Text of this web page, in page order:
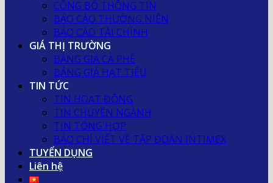
CÔNG BỐ THÔNG TIN
BÁO CÁO THƯỜNG NIÊN
BÁO CÁO TÀI CHÍNH
GIÁ THỊ TRƯỜNG
BẢNG GIÁ CÀ PHÊ
BẢNG GIÁ HẠT TIÊU
TIN TỨC
TIN HOẠT ĐỘNG
TIN CHUYÊN NGÀNH
TIN TỔNG HỢP
BÁO CHÍ VIẾT VỀ TẬP ĐOÀN INTIMEX
TUYỂN DỤNG
Liên hệ